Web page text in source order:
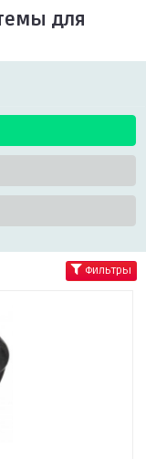
для
Фильтры